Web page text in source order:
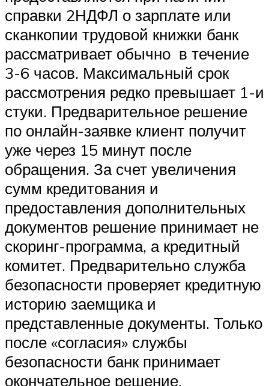
справки 2НДФЛ о зарплате или
сканкопии трудовой книжки банк
рассматривает обычно в течение
3-6 часов. Максимальный срок
рассмотрения редко превышает 1-и
стуки. Предварительное решение
по онлайн-заявке клиент получит
уже через 15 минут после
обращения. За счет увеличения
сумм кредитования и
предоставления дополнительных
документов решение принимает не
скоринг-программа, а кредитный
комитет. Предварительно служба
безопасности проверяет кредитную
историю заемщика и
представленные документы. Только
после «согласия» службы
безопасности банк принимает
окончательное решение.